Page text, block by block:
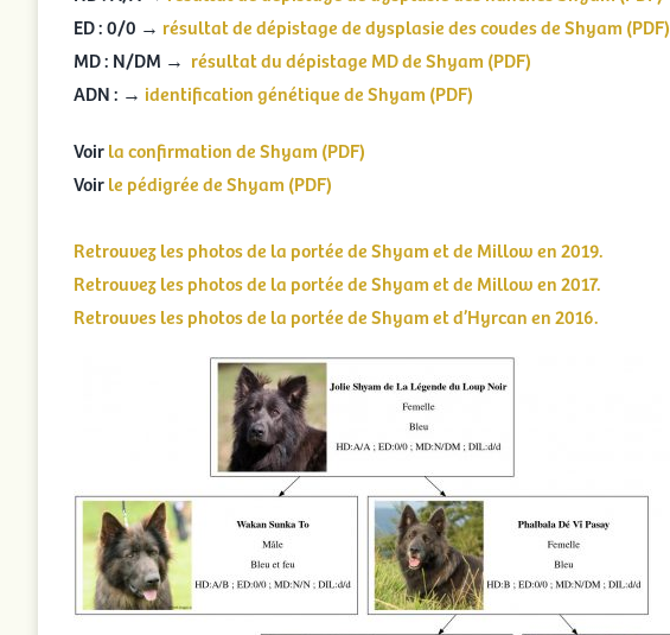
ED : 0/0 → résultat de dépistage de dysplasie des coudes de Shyam (PDF)
MD : N/DM → résultat du dépistage MD de Shyam (PDF)
ADN : → identification génétique de Shyam (PDF)
Voirla confirmation de Shyam (PDF)
Voirle pédigrée de Shyam (PDF)
Retrouvez les photos de la portée de Shyam et de Millow en 2019.
Retrouvez les photos de la portée de Shyam et de Millow en 2017.
Retrouves les photos de la portée de Shyam et d’Hyrcan en 2016.